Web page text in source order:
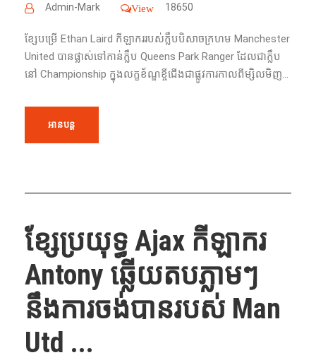
Admin-Mark View 18650
ខ្សែបម្រើ​ Ethan Laird ​កីឡាករ​របស់​ក្លឹប​បិសាចក្រហម Manchester
United បាន​ផ្លាស់​ទៅ​កាន់​ក្លឹប​ Queens Park Ranger ដែល​ជា​ក្លឹប​
នៅ​ Championship ក្នុង​លក្ខខ័ណ្ឌ​ខ្ចី​ជើង​ជា​ផ្លូវការ​កាលពីម្សិលមិញ...
អានបន្ត
ខ្សែប្រយុទ្ធ​ Ajax កីឡាករ
Antony ឆ្លើយ​តប​ភ្លាមៗ
នឹង​ការ​ចង់​បាន​របស់​ Man
Utd ...